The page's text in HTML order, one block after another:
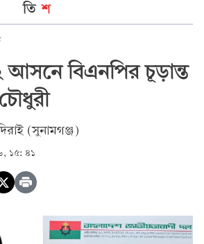
তি শ
আসনে বিএনপির চূড়ান্ত
চৌধুরী
(সুনামগঞ্জ)
১৫: ৪১